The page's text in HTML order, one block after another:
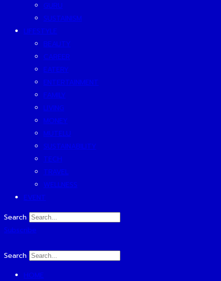
GURU
SUSTAINISM
LIFESTYLE
BEAUTY
CAREER
EATERY
ENTERTAINMENT
FAMILY
LIVING
MONEY
MUTELU
SUSTAINABILITY
TECH
TRAVEL
WELLNESS
EVENT
Search
Subscribe
Search
HOME